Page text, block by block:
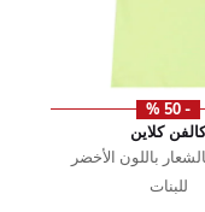
- 50 %
كالفن كلاين
باللون الأخضر
للبنات